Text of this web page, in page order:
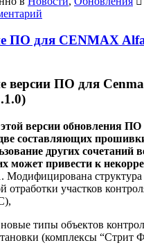
ПО для CENMAX
версии ПО для
версии обновления ПО
составляющих
других сочетаний
может привести к
Модифицирована
отработки участков
типы объектов
(комплексы “Стрит